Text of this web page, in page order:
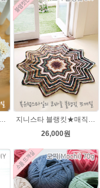
26,000원